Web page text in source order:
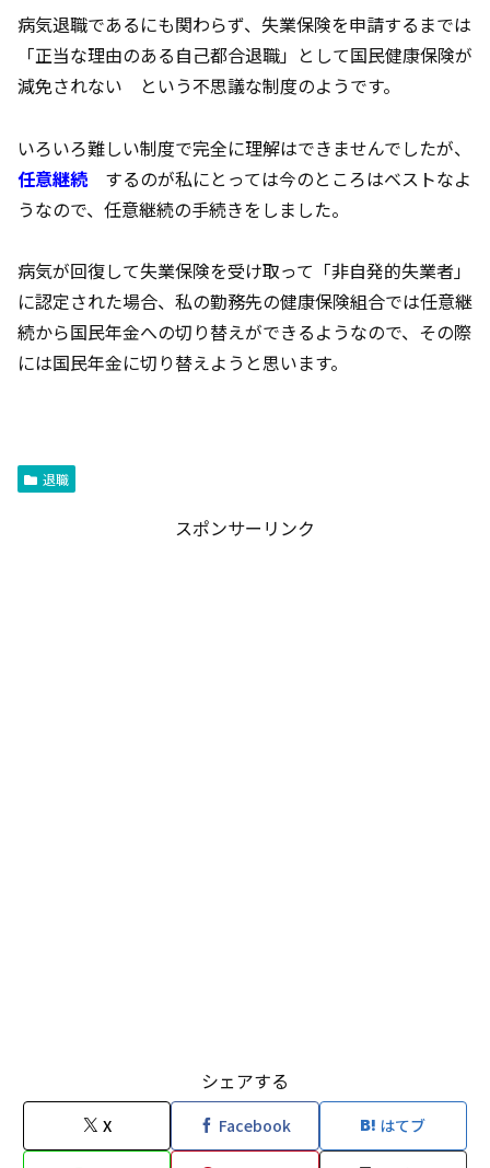
病気退職であるにも関わらず、失業保険を申請するまでは
「正当な理由のある自己都合退職」として国民健康保険が
減免されない という不思議な制度のようです。
いろいろ難しい制度で完全に理解はできませんでしたが、
任意継続するのが私にとっては今のところはベストなよ
うなので、任意継続の手続きをしました。
病気が回復して失業保険を受け取って「非自発的失業者」
に認定された場合、私の勤務先の健康保険組合では任意継
続から国民年金への切り替えができるようなので、その際
には国民年金に切り替えようと思います。
退職
スポンサーリンク
シェアする
X Facebook はてブ